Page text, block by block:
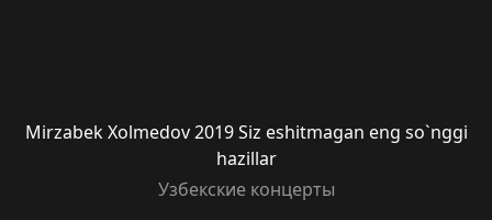
Mirzabek Xolmedov 2019 Siz eshitmagan eng so`nggi
hazillar
Узбекские концерты